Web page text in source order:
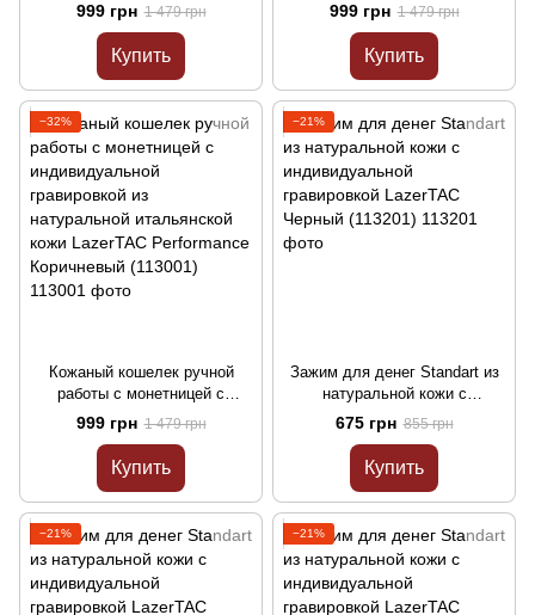
из натуральной итальянской
кожи LazerTAC Performance
Красный (112801)
999 грн 1 479 грн
Купить
из натуральной итальянской
кожи LazerTAC Performance
Зеленый (112901)
999 грн 1 479 грн
Купить
−32%
Кожаный кошелек ручной
работы с монетницей с
индивидуальной гравировкой
из натуральной итальянской
кожи LazerTAC Performance
Коричневый (113001)
999 грн 1 479 грн
Купить
−21%
Зажим для денег Standart из
натуральной кожи с
индивидуальной гравировкой
LazerTAC Черный (113201)
675 грн 855 грн
Купить
−21% −21%